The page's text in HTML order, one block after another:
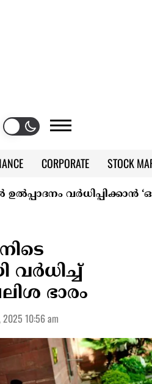
CORPORATE
STOCK
വർധിപ്പിക്കാൻ ‘ഒപെക്
വർധിച്ച്
ഭാരം
2025 10:56 am